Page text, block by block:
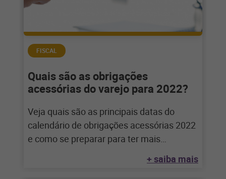
FISCAL
Quais são as obrigações
acessórias do varejo para 2022?
Veja quais são as principais datas do
calendário de obrigações acessórias 2022
e como se preparar para ter mais
+ saiba mais